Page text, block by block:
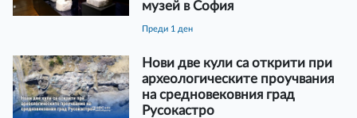
музей в София
преди 1 ден
Нови две кули са открити при
археологическите проучвания
на средновековния град
Русокастро